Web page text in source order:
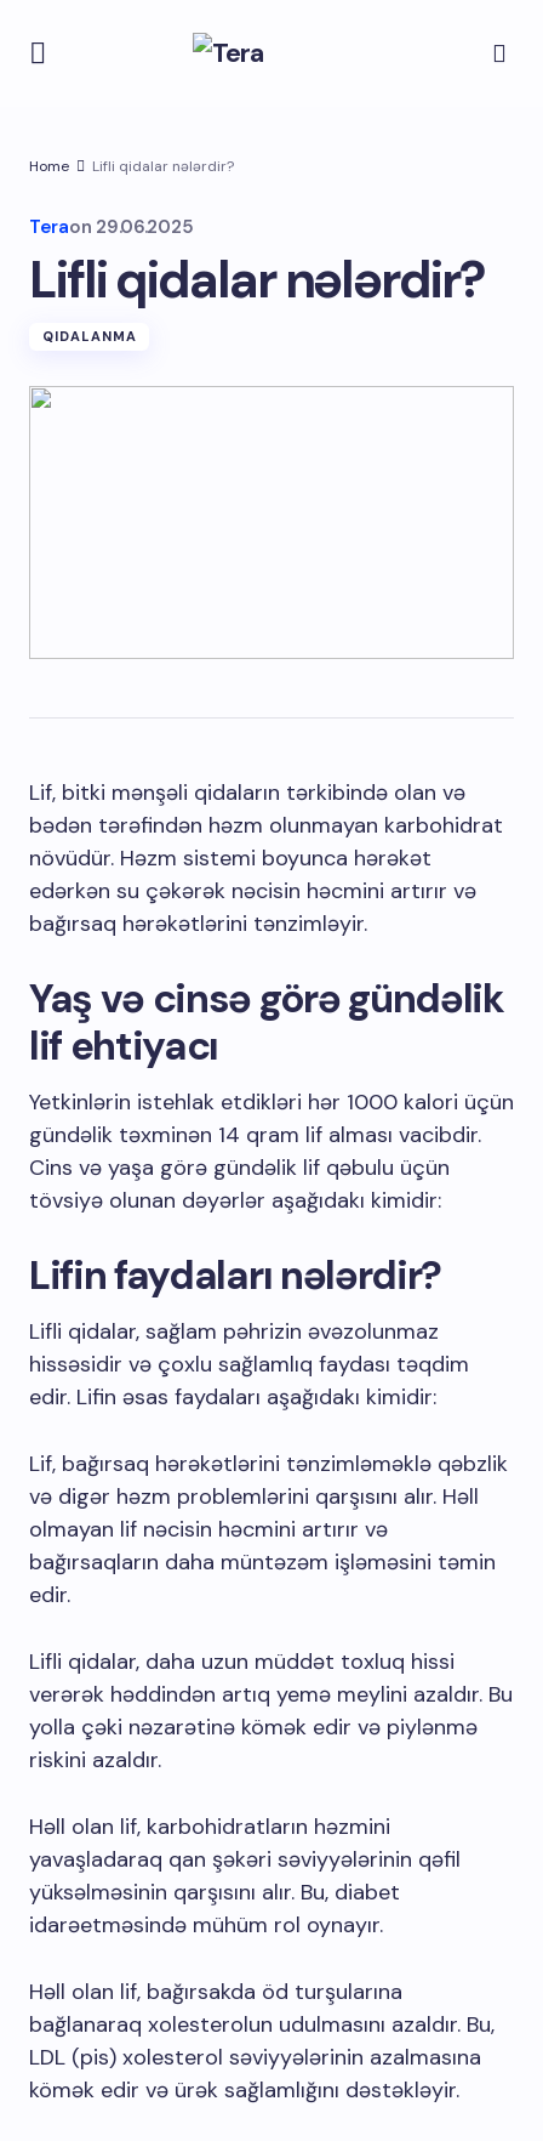
Home Lifli qidalar nələrdir?
Teraon 29.06.2025
Lifli qidalar nələrdir?
QIDALANMA
Lif, bitki mənşəli qidaların tərkibində olan və
bədən tərəfindən həzm olunmayan karbohidrat
növüdür. Həzm sistemi boyunca hərəkət
edərkən su çəkərək nəcisin həcmini artırır və
bağırsaq hərəkətlərini tənzimləyir.
Yaş və cinsə görə gündəlik
lif ehtiyacı
Yetkinlərin istehlak etdikləri hər 1000 kalori üçün
gündəlik təxminən 14 qram lif alması vacibdir.
Cins və yaşa görə gündəlik lif qəbulu üçün
tövsiyə olunan dəyərlər aşağıdakı kimidir:
Lifin faydaları nələrdir?
Lifli qidalar, sağlam pəhrizin əvəzolunmaz
hissəsidir və çoxlu sağlamlıq faydası təqdim
edir. Lifin əsas faydaları aşağıdakı kimidir:
Lif, bağırsaq hərəkətlərini tənzimləməklə qəbzlik
və digər həzm problemlərini qarşısını alır. Həll
olmayan lif nəcisin həcmini artırır və
bağırsaqların daha müntəzəm işləməsini təmin
edir.
Lifli qidalar, daha uzun müddət toxluq hissi
verərək həddindən artıq yemə meylini azaldır. Bu
yolla çəki nəzarətinə kömək edir və piylənmə
riskini azaldır.
Həll olan lif, karbohidratların həzmini
yavaşladaraq qan şəkəri səviyyələrinin qəfil
yüksəlməsinin qarşısını alır. Bu, diabet
idarəetməsində mühüm rol oynayır.
Həll olan lif, bağırsakda öd turşularına
bağlanaraq xolesterolun udulmasını azaldır. Bu,
LDL (pis) xolesterol səviyyələrinin azalmasına
kömək edir və ürək sağlamlığını dəstəkləyir.